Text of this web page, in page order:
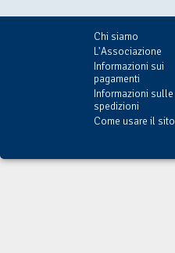
Chi siamo
L'Associazione
Informazioni sui
pagamenti
Informazioni sulle
spedizioni
Come usare il sito